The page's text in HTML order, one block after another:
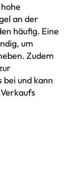
an der
häufig. Eine
um
Zudem
bei und kann